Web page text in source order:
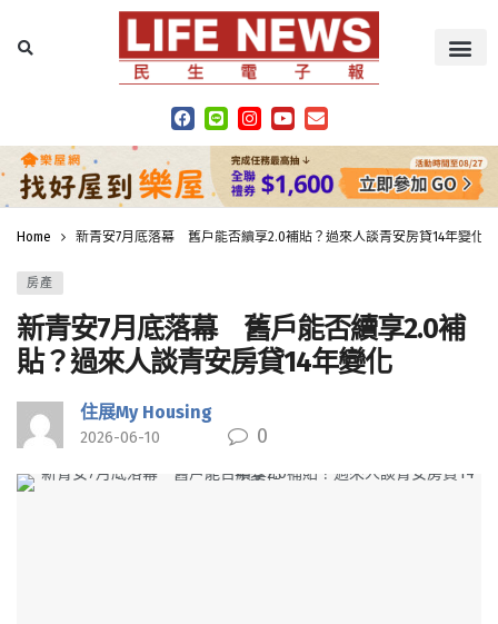
Home 新青安7月底落幕 舊戶能否續享2.0補貼？過來人談青安房貸14年變化
房產
新青安7月底落幕 舊戶能否續享2.0補
貼？過來人談青安房貸14年變化
住展My Housing
2026-06-10 0